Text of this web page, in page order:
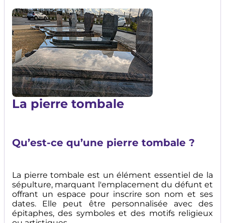
La pierre tombale
Qu’est-ce qu’une pierre tombale ?
La pierre tombale est un élément essentiel de la
sépulture, marquant l'emplacement du défunt et
offrant un espace pour inscrire son nom et ses
dates. Elle peut être personnalisée avec des
épitaphes, des symboles et des motifs religieux
Image